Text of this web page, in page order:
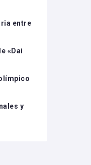
entre
«Dai
y